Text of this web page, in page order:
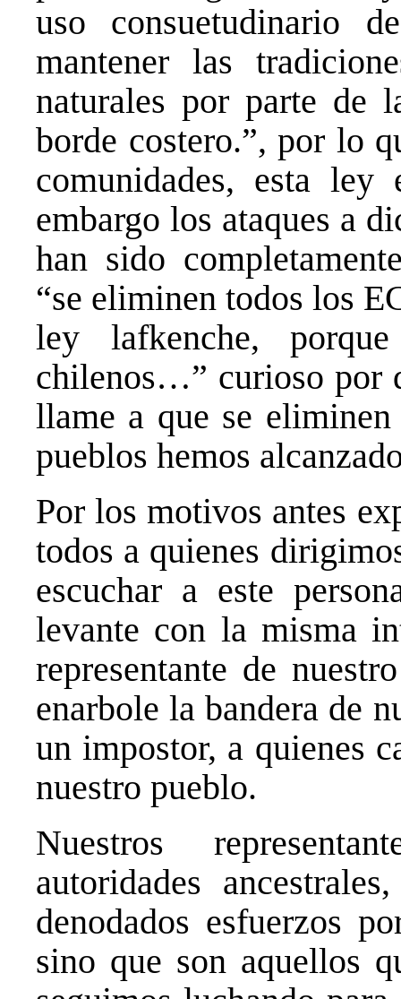
uso consuetudinario
mantener las
naturales por parte de
borde costero.”, por lo
comunidades, esta
embargo los ataques a
han sido
“se eliminen todos los
ley lafkenche,
chilenos…” curioso por
llame a que se
pueblos hemos
Por los motivos antes
todos a quienes
escuchar a este
levante con la misma
representante de
enarbole la bandera de
un impostor, a quienes
nuestro pueblo.
Nuestros
autoridades
denodados esfuerzos
sino que son aquellos